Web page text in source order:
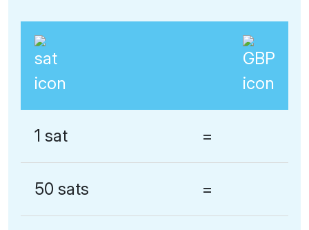
1 sat =
50 sats =